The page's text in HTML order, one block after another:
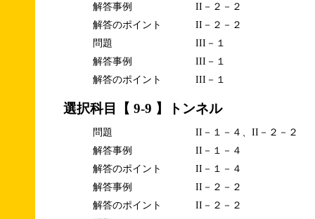
解答事例
II－２－２
解答のポイント
II－２－２
問題
III－１
解答事例
III－１
解答のポイント
III－１
選択科目【 9-9 】トンネル
問題
II－１－４、II－２－２
解答事例
II－１－４
解答のポイント
II－１－４
解答事例
II－２－２
解答のポイント
II－２－２